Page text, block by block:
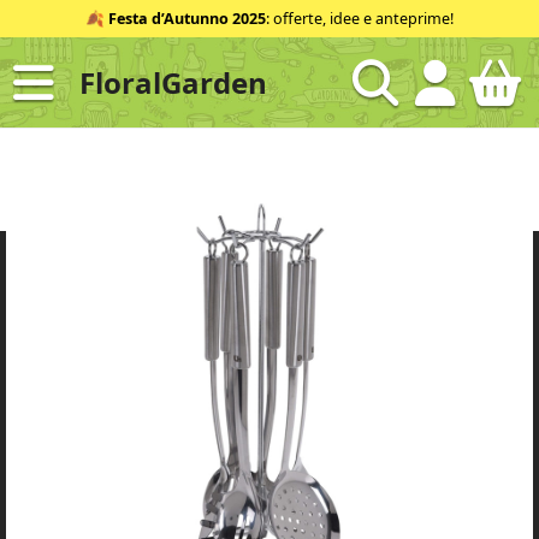
al
contenuto
ID
🍂 Festa d’Autunno 2025: offerte, idee e anteprime!
FloralGarden